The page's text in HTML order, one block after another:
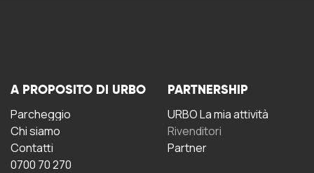
A PROPOSITO DI URBO
Parcheggio
Chi siamo
Contatti
0700 70 270
PARTNERSHIP
URBO La mia attività
Rivenditori
Partner